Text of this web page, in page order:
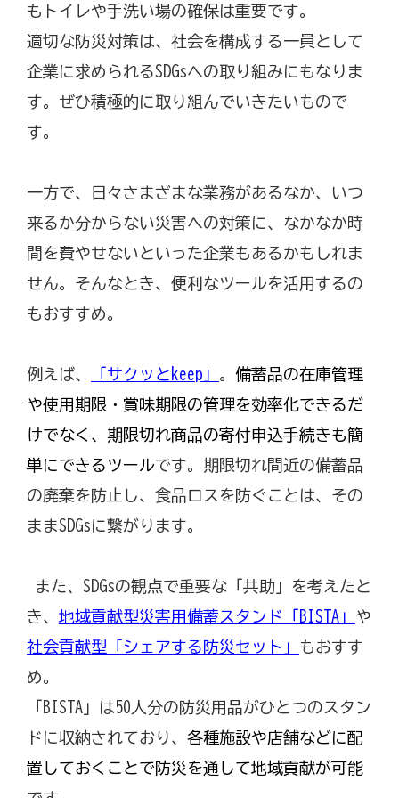
もトイレや手洗い場の確保は重要です。
適切な防災対策は、社会を構成する一員として
企業に求められるSDGsへの取り組みにもなりま
す。ぜひ積極的に取り組んでいきたいもので
す。
一方で、日々さまざまな業務があるなか、いつ
来るか分からない災害への対策に、なかなか時
間を費やせないといった企業もあるかもしれま
せん。そんなとき、便利なツールを活用するの
もおすすめ。
例えば、 「サクッとkeep」 。 備蓄品の在庫管理
や使用期限・賞味期限の管理を効率化できるだ
けでなく、期限切れ商品の寄付申込手続きも簡
単にできるツールです。期限切れ間近の備蓄品
の廃棄を防止し、食品ロスを防ぐことは、その
ままSDGsに繋がります。
また、SDGsの観点で重要な「共助」を考えたと
き、 地域貢献型災害用備蓄スタンド「BISTA」 や
社会貢献型「シェアする防災セット」 もおすす
め。
「BISTA」は50人分の防災用品がひとつのスタン
ドに収納されており、 各種施設や店舗などに配
置しておくことで防災を通して地域貢献が可能